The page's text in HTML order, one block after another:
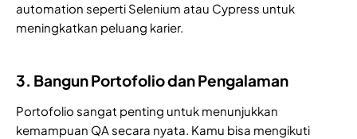
automation seperti Selenium atau Cypress untuk
meningkatkan peluang karier.
3. Bangun Portofolio dan Pengalaman
Portofolio sangat penting untuk menunjukkan
kemampuan QA secara nyata. Kamu bisa mengikuti